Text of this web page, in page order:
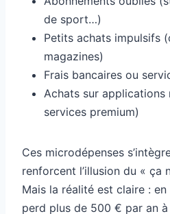
de sport…)
Petits achats impulsifs
magazines)
Frais bancaires ou
Achats sur applications
services premium)
Ces microdépenses
renforcent l’illusion du « ça
Mais la réalité est claire :
perd plus de 500 € par an